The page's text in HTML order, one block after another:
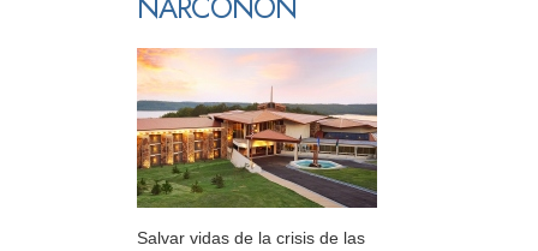
Salvar vidas de la crisis de las